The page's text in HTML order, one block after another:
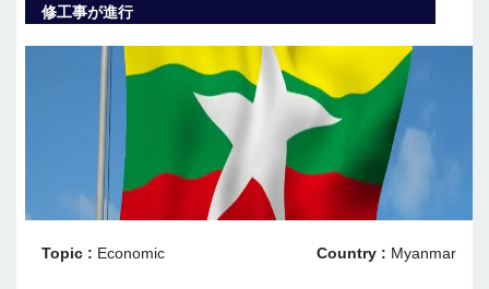
修工事が進行
Topic : Economic Country : Myanmar